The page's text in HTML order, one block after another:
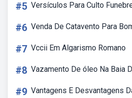
#5 Versículos Para Culto
#6 Venda De Catavento Para
#7 Vccii Em Algarismo Romano
#8 Vazamento De óleo Na Baia
#9 Vantagens E Desvantagens